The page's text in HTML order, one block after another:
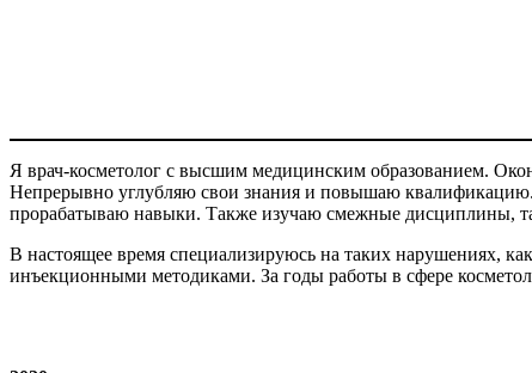
Я врач-косметолог с высшим медицинским образованием.
Непрерывно углубляю свои знания и повышаю
прорабатываю навыки. Также изучаю смежные дисциплины,
В настоящее время специализируюсь на таких нарушениях,
инъекционными методиками. За годы работы в сфере